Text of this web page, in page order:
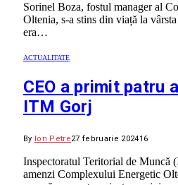
Sorinel Boza, fostul manager al
Oltenia, s-a stins din viață la
era…
ACTUALITATE
CEO a primit patru
ITM Gorj
By Ion Petre27 februarie 202416
Inspectoratul Teritorial de Muncă
amenzi Complexului Energetic